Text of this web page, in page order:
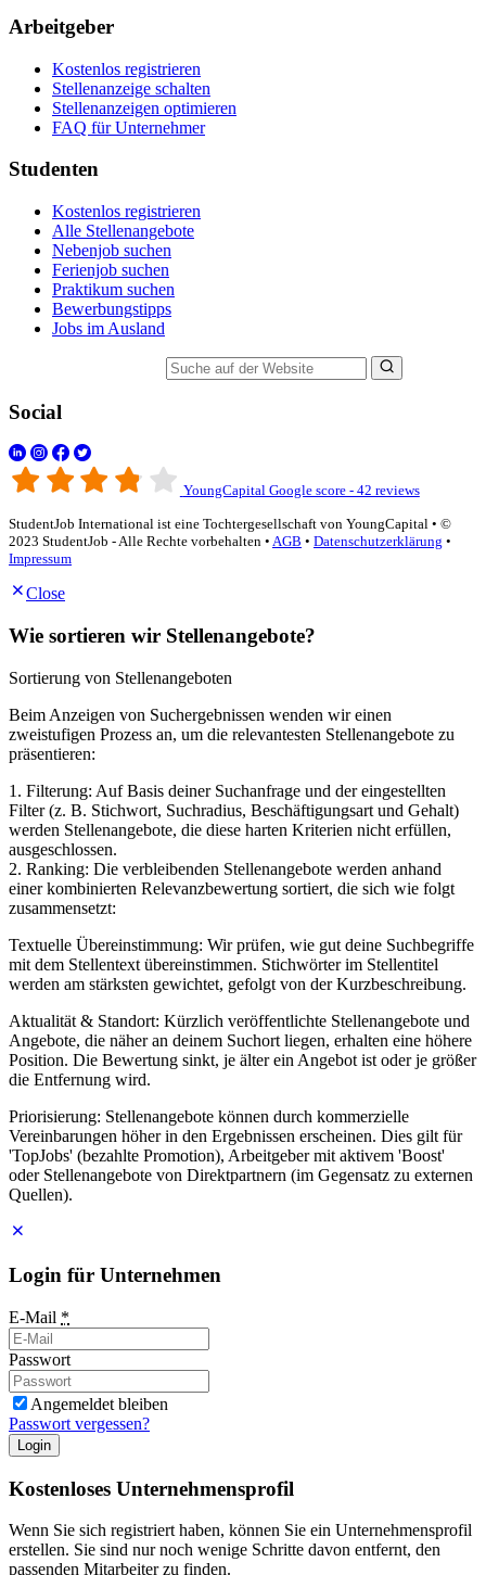
Arbeitgeber
Kostenlos registrieren
Stellenanzeige schalten
Stellenanzeigen optimieren
FAQ für Unternehmer
Studenten
Kostenlos registrieren
Alle Stellenangebote
Nebenjob suchen
Ferienjob suchen
Praktikum suchen
Bewerbungstipps
Jobs im Ausland
Social
YoungCapital Google score - 42 reviews
StudentJob International ist eine Tochtergesellschaft von YoungCapital • ©
2023 StudentJob - Alle Rechte vorbehalten • AGB • Datenschutzerklärung •
Impressum
Close
Wie sortieren wir Stellenangebote?
Sortierung von Stellenangeboten
Beim Anzeigen von Suchergebnissen wenden wir einen
zweistufigen Prozess an, um die relevantesten Stellenangebote zu
präsentieren:
1. Filterung: Auf Basis deiner Suchanfrage und der eingestellten
Filter (z. B. Stichwort, Suchradius, Beschäftigungsart und Gehalt)
werden Stellenangebote, die diese harten Kriterien nicht erfüllen,
ausgeschlossen.
2. Ranking: Die verbleibenden Stellenangebote werden anhand
einer kombinierten Relevanzbewertung sortiert, die sich wie folgt
zusammensetzt:
Textuelle Übereinstimmung: Wir prüfen, wie gut deine Suchbegriffe
mit dem Stellentext übereinstimmen. Stichwörter im Stellentitel
werden am stärksten gewichtet, gefolgt von der Kurzbeschreibung.
Aktualität & Standort: Kürzlich veröffentlichte Stellenangebote und
Angebote, die näher an deinem Suchort liegen, erhalten eine höhere
Position. Die Bewertung sinkt, je älter ein Angebot ist oder je größer
die Entfernung wird.
Priorisierung: Stellenangebote können durch kommerzielle
Vereinbarungen höher in den Ergebnissen erscheinen. Dies gilt für
'TopJobs' (bezahlte Promotion), Arbeitgeber mit aktivem 'Boost'
oder Stellenangebote von Direktpartnern (im Gegensatz zu externen
Quellen).
Login für Unternehmen
E-Mail *
Passwort
Angemeldet bleiben
Passwort vergessen?
Login
Kostenloses Unternehmensprofil
Wenn Sie sich registriert haben, können Sie ein Unternehmensprofil
erstellen. Sie sind nur noch wenige Schritte davon entfernt, den
passenden Mitarbeiter zu finden.